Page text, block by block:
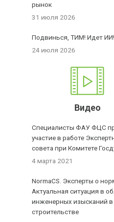
рынок
31 июля 2026
Подвинься, ТИМ! Идет ИИ!
24 июля 2026
Видео
Специалисты ФАУ ФЦС
участие в работе
совета при Комитете
4 марта 2021
NormaCS. Эксперты о
Актуальная ситуация в
инженерных изысканий в
строительстве